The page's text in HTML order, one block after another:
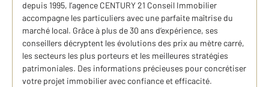
depuis 1995, l’agence CENTURY 21 Conseil Immobilier
accompagne les particuliers avec une parfaite maîtrise du
marché local. Grâce à plus de 30 ans d’expérience, ses
conseillers décryptent les évolutions des prix au mètre carré,
les secteurs les plus porteurs et les meilleures stratégies
patrimoniales. Des informations précieuses pour concrétiser
votre projet immobilier avec confiance et efficacité.